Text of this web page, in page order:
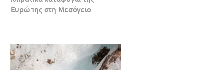
Ευρώπης στη Μεσόγειο